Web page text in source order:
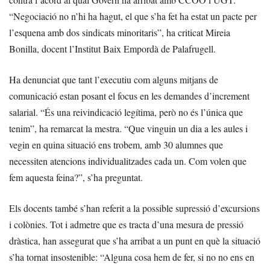
“Negociació no n’hi ha hagut, el que s’ha fet ha estat un pacte per
l’esquena amb dos sindicats minoritaris”, ha criticat Mireia
Bonilla, docent l’Institut Baix Empordà de Palafrugell.
Ha denunciat que tant l’executiu com alguns mitjans de
comunicació estan posant el focus en les demandes d’increment
salarial. “És una reivindicació legítima, però no és l’única que
tenim”, ha remarcat la mestra. “Que vinguin un dia a les aules i
vegin en quina situació ens trobem, amb 30 alumnes que
necessiten atencions individualitzades cada un. Com volen que
fem aquesta feina?”, s’ha preguntat.
Els docents també s’han referit a la possible supressió d’excursions
i colònies. Tot i admetre que es tracta d’una mesura de pressió
dràstica, han assegurat que s’ha arribat a un punt en què la situació
s’ha tornat insostenible: “Alguna cosa hem de fer, si no no ens en